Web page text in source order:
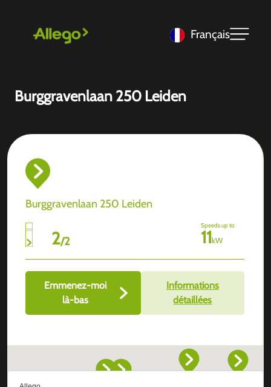
Français
Burggravenlaan 250 Leiden
Burggravenlaan 250 Leiden
2/2
Speeds up to
11kW
Emmenez-moi
là-bas
Informations
détaillées